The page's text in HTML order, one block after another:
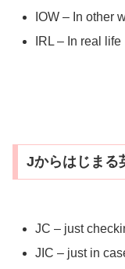
IOW – In other
IRL – In real life
Jからはじまる
JC – just
JIC – just in